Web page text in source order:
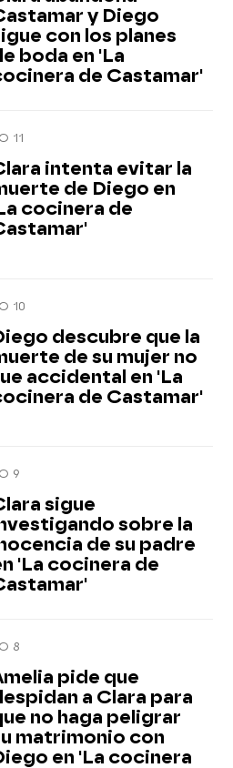
y Diego
con los planes
boda en 'La
de Castamar'
11
intenta evitar la
de Diego en
cocinera de
10
descubre que la
de su mujer no
accidental en 'La
de Castamar'
9
sigue
sobre la
de su padre
'La cocinera de
8
pide que
a Clara para
no haga peligrar
matrimonio con
en 'La cocinera